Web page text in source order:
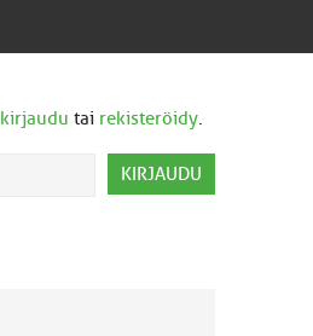
kirjaudu tai rekisteröidy.